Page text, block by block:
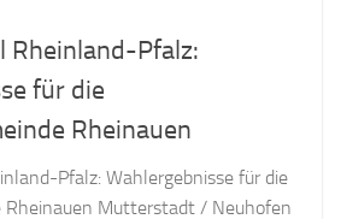
Rheinland-Pfalz:
für die
Rheinauen
Pfalz: Wahlergebnisse für die
Rheinauen Mutterstadt / Neuhofen